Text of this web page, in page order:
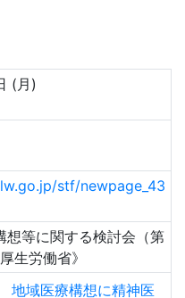
(月)
stf/newpage_43
想等に関する検討会（第
労働省》
地域医療構想に精神医